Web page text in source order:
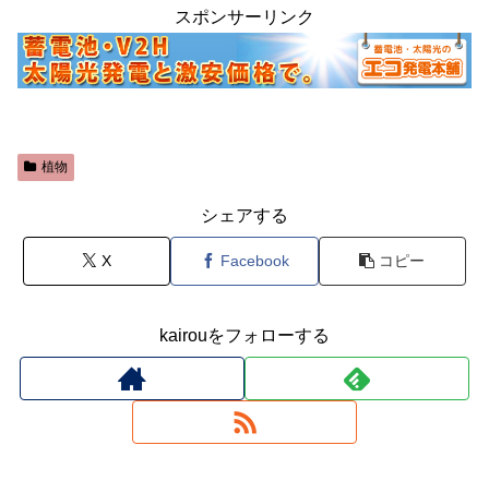
スポンサーリンク
植物
シェアする
X Facebook コピー
kairouをフォローする